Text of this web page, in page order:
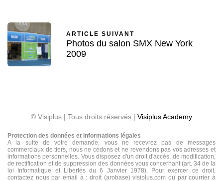
ARTICLE SUIVANT
Photos du salon SMX New York
2009
© Visiplus | Tous droits réservés | Visiplus Academy
Protection des données et informations légales
A la suite de votre demande, vous ne recevrez pas de messages
commerciaux de tiers, nous ne cédons et ne revendons pas vos adresses et
informations personnelles. Vous disposez d'un droit d'accès, de modification,
de rectification et de suppression des données vous concernant (art. 34 de la
loi Informatique et Libertés du 6 Janvier 1978). Pour exercer ce droit,
contactez nous par email à : droit (arobase) visiplus.com ou par courrier à